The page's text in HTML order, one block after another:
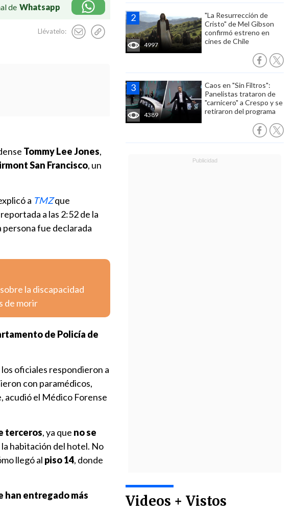
de Whatsapp
Llévatelo:
4997
"La Resurrección de
Cristo" de Mel Gibson
confirmó estreno en
cines de Chile
4389
Caos en "Sin Filtros":
Panelistas trataron de
"carnicero" a Crespo y se
retiraron del programa
Videos + Vistos
Tommy Lee Jones,
San Francisco, un
a TMZque
a las 2:52 de la
persona fue declarada
la discapacidad
de morir
de Policía de
los oficiales respondieron a
con paramédicos,
acudió el Médico Forense
terceros, ya que no se
la habitación del hotel. No
llegó al piso 14, donde
han entregado más